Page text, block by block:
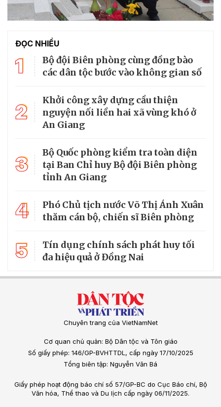
ĐỌC NHIỀU
1
Bộ đội Biên phòng cùng đồng bào
các dân tộc bước vào không gian số
2
Khởi công xây dựng cầu thiện
nguyện nối liền hai xã vùng khó ở
An Giang
3
Bộ Quốc phòng kiểm tra toàn diện
tại Ban Chỉ huy Bộ đội Biên phòng
tỉnh An Giang
4
Phó Chủ tịch nước Võ Thị Ánh Xuân
thăm cán bộ, chiến sĩ Biên phòng
5
Tín dụng chính sách phát huy tối
đa hiệu quả ở Đồng Nai
Chuyên trang của VietNamNet
Cơ quan chủ quản: Bộ Dân tộc và Tôn giáo
Số giấy phép: 146/GP-BVHTTDL, cấp ngày 17/10/2025
Tổng biên tập: Nguyễn Văn Bá
Giấy phép hoạt động báo chí số 57/GP-BC do Cục Báo chí, Bộ
Văn hóa, Thể thao và Du lịch cấp ngày 06/11/2025.